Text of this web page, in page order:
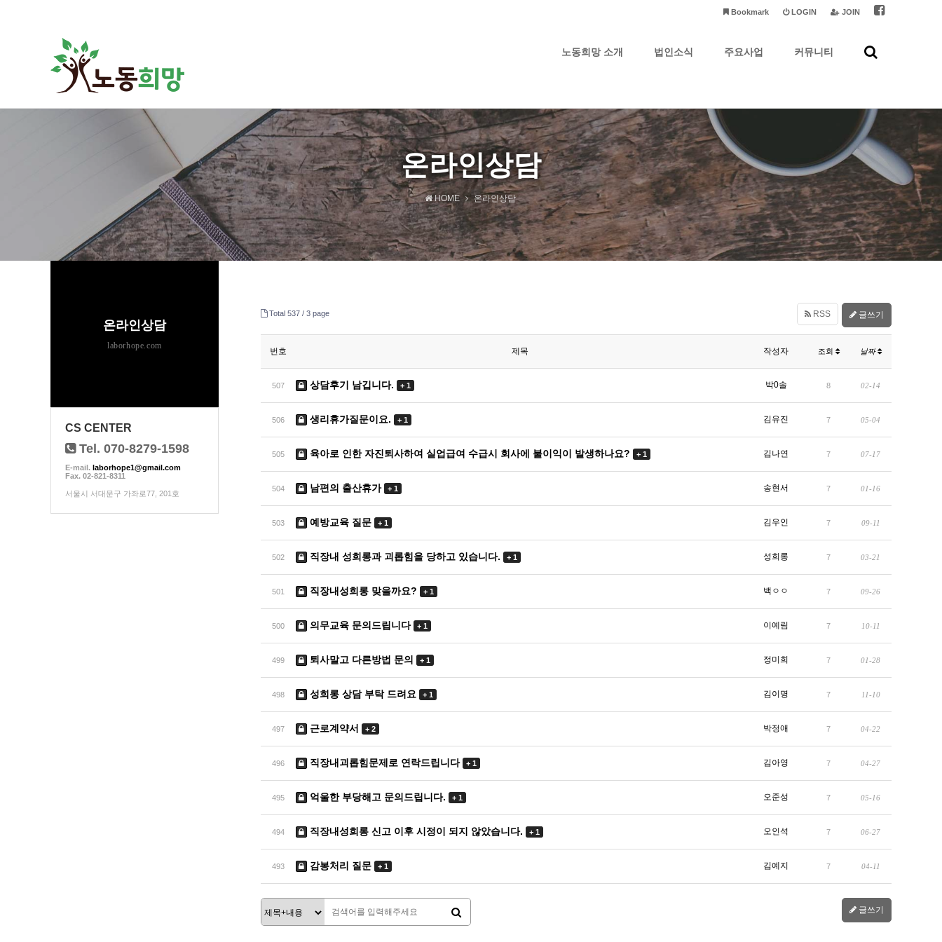
JOIN
LOGIN
Bookmark
노동희망 소개 법인소식 주요사업
하위분류
커뮤니티
온라인상담
HOME 온라인상담
Total 537 / 3 page RSS 글쓰기
번호 제목 작성자 조회 날짜
507 상담후기 남깁니다. + 1 박0솔 8 02-14
506 생리휴가질문이요. + 1 김유진 7 05-04
505 육아로 인한 자진퇴사하여 실업급여 수급시 회사에 불이익이 발생하나요? + 1 김나연 7 07-17
504 남편의 출산휴가 + 1 송현서 7 01-16
503 예방교육 질문 + 1 김우인 7 09-11
502 직장내 성희롱과 괴롭힘을 당하고 있습니다. + 1 성희롱 7 03-21
501 직장내성희롱 맞을까요? + 1 백ㅇㅇ 7 09-26
500 의무교육 문의드립니다 + 1 이예림 7 10-11
499 퇴사말고 다른방법 문의 + 1 정미희 7 01-28
498 성희롱 상담 부탁 드려요 + 1 김이명 7 11-10
497 근로계약서 + 2 박정애 7 04-22
496 직장내괴롭힘문제로 연락드립니다 + 1 김아영 7 04-27
495 억울한 부당해고 문의드립니다. + 1 오준성 7 05-16
494 직장내성희롱 신고 이후 시정이 되지 않았습니다. + 1 오인석 7 06-27
493 감봉처리 질문 + 1 김예지 7 04-11
글쓰기
온라인상담
laborhope.com
CS CENTER
Tel. 070-8279-1598
E-mail. laborhope1@gmail.com
Fax. 02-821-8311
서울시 서대문구 가좌로77, 201호